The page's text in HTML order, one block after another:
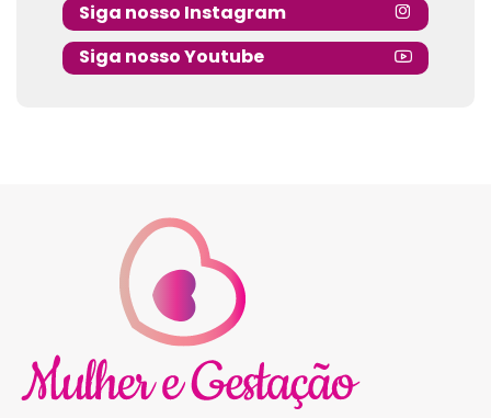
Siga nosso Instagram
Siga nosso Youtube